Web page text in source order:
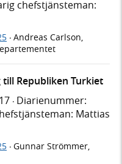
chefstjänsteman:
· Andreas Carlson,
Republiken Turkiet
· Diarienummer:
Mattias
· Gunnar Strömmer,